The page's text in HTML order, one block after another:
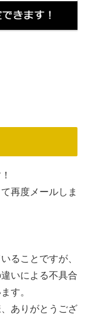
再度メールしま
ることですが、
いによる不具合
す。
ありがとうござ